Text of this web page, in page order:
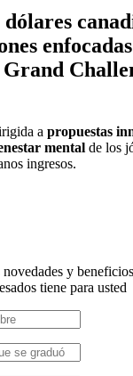
Grand
a propuestas
mental de los
ingresos.
novedades y
tiene para usted